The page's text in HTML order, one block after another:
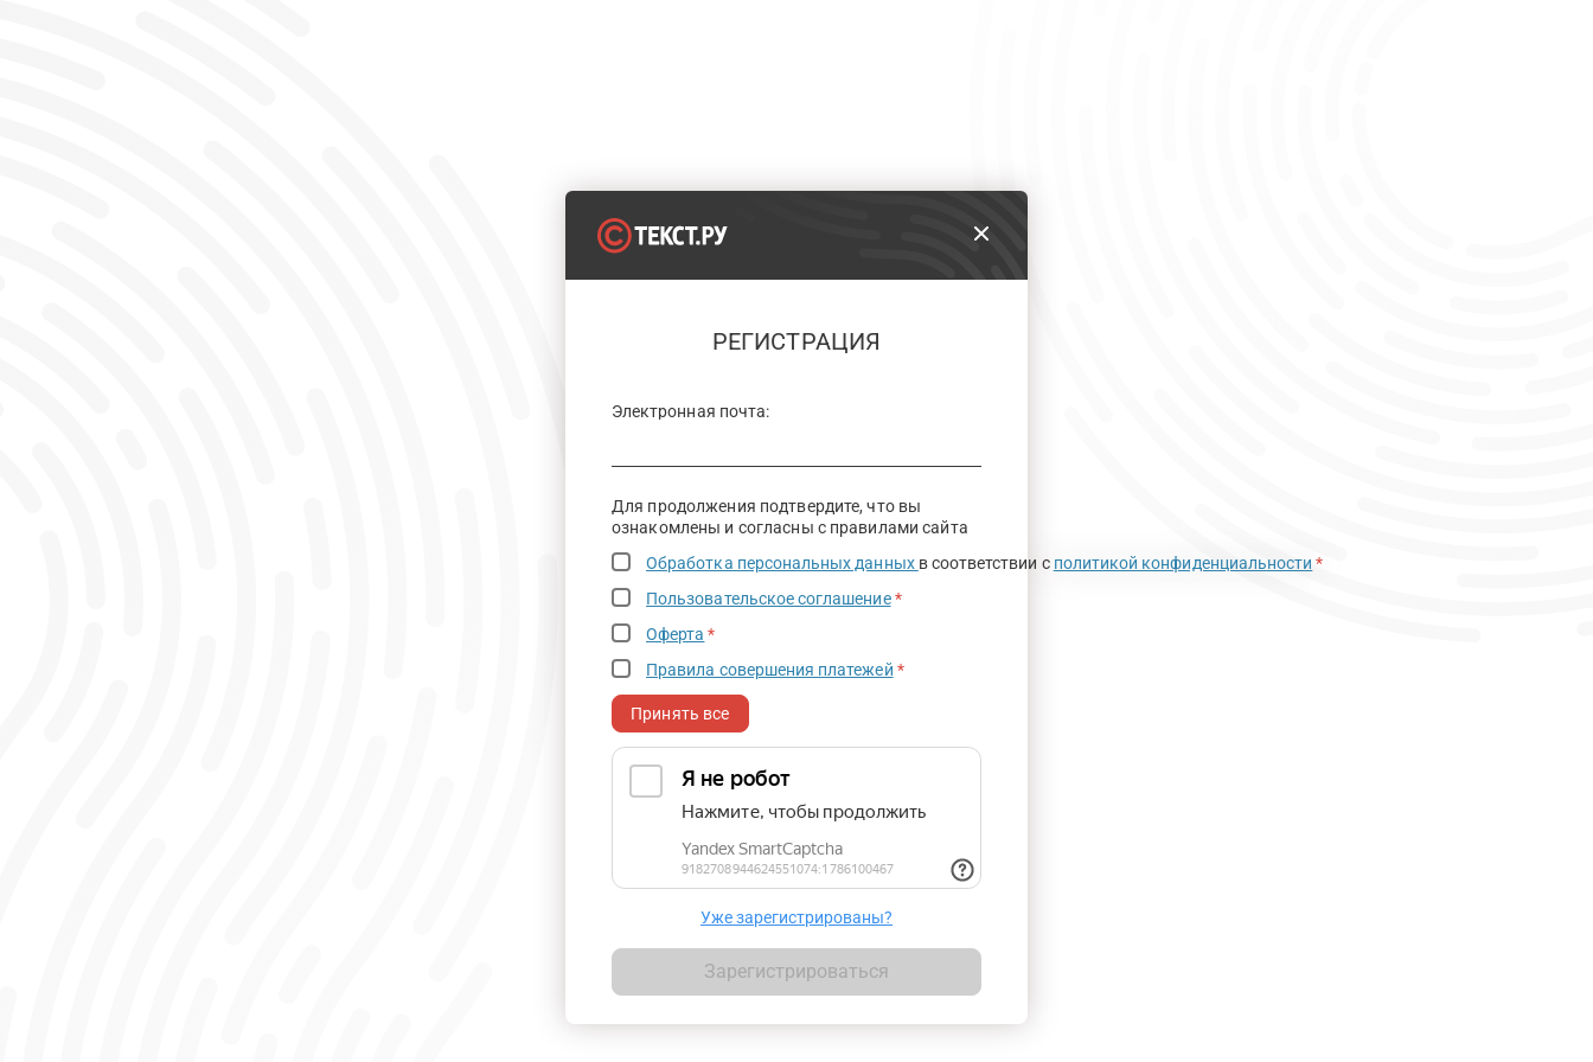
РЕГИСТРАЦИЯ
Электронная почта:
Для продолжения подтвердите, что вы
ознакомлены и согласны с правилами сайта
Обработка персональных данных в соответствии с политикой конфиденциальности *
Пользовательское соглашение *
Оферта *
Правила совершения платежей *
Принять все
Уже зарегистрированы?
Зарегистрироваться